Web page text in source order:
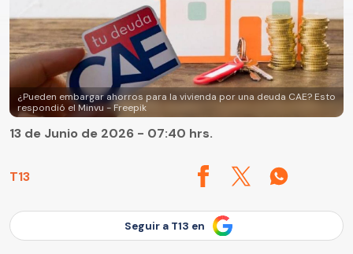
¿Pueden embargar ahorros para la vivienda por una deuda CAE? Esto
respondió el Minvu - Freepik
T13
13 de Junio de 2026 - 07:40 hrs.
Seguir a T13 en